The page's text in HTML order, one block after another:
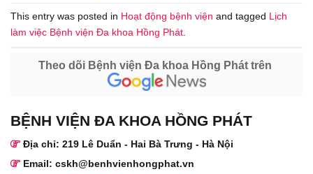
This entry was posted in Hoạt động bệnh viện and tagged Lịch
làm việc Bệnh viện Đa khoa Hồng Phát
Theo dõi Bệnh viện Đa khoa Hồng Phát trên
BỆNH VIỆN ĐA KHOA HỒNG PHÁT
Địa chỉ: 219 Lê Duẩn - Hai Bà Trưng - Hà Nội
Email: cskh@benhvienhongphat.vn